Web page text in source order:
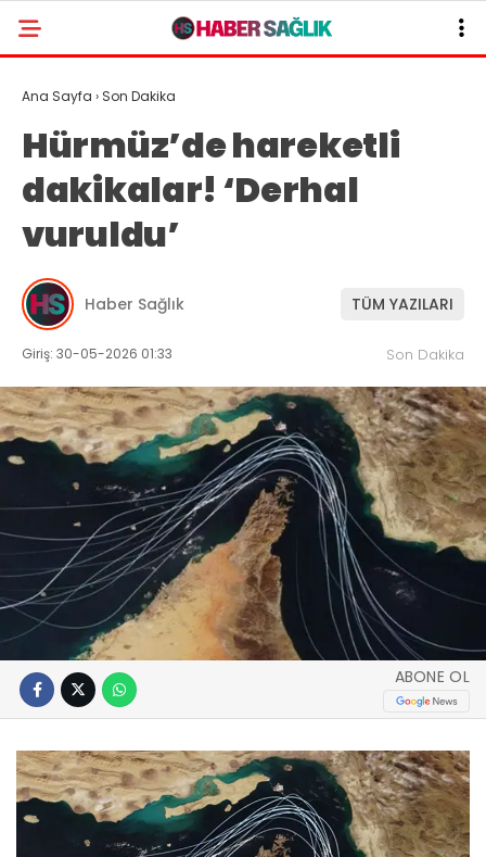
Ana Sayfa › Son Dakika
Hürmüz’de hareketli
dakikalar! ‘Derhal
vuruldu’
Haber Sağlık TÜM YAZILARI
Giriş: 30-05-2026 01:33 Son Dakika
ABONE OL